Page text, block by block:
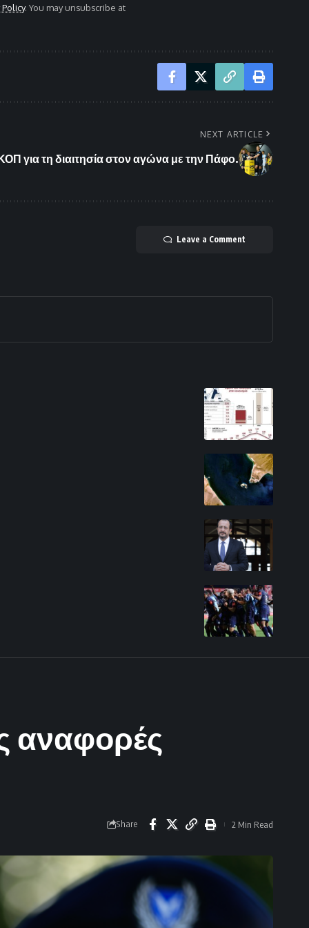
Policy. You may unsubscribe at
NEXT ARTICLE
για τη διαιτησία στον αγώνα με την Πάφο.
Leave a Comment
αναφορές
Share 2 Min Read